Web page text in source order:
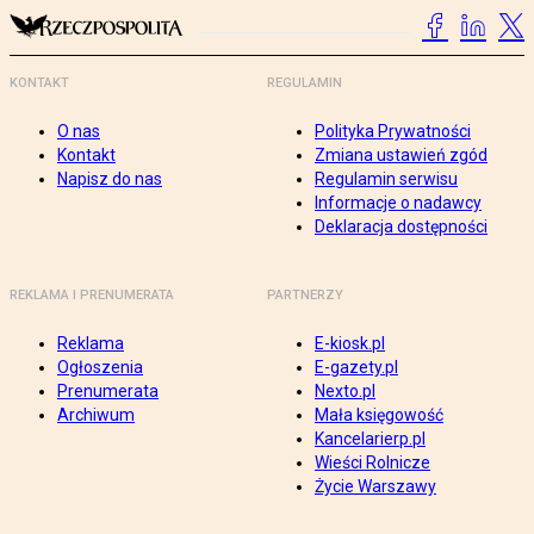
KONTAKT
O nas
Kontakt
Napisz do nas
REGULAMIN
Polityka Prywatności
Zmiana ustawień zgód
Regulamin serwisu
Informacje o nadawcy
Deklaracja dostępności
REKLAMA I PRENUMERATA
Reklama
Ogłoszenia
Prenumerata
Archiwum
PARTNERZY
E-kiosk.pl
E-gazety.pl
Nexto.pl
Mała księgowość
Kancelarierp.pl
Wieści Rolnicze
Życie Warszawy